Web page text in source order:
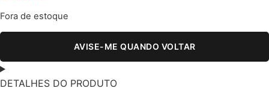
Fora de estoque
AVISE-ME QUANDO VOLTAR
DETALHES DO PRODUTO